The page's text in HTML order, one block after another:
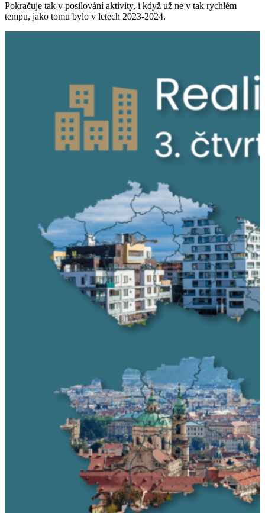
Pokračuje tak v posilování aktivity, i když už ne v tak rychlém
tempu, jako tomu bylo v letech 2023-2024.